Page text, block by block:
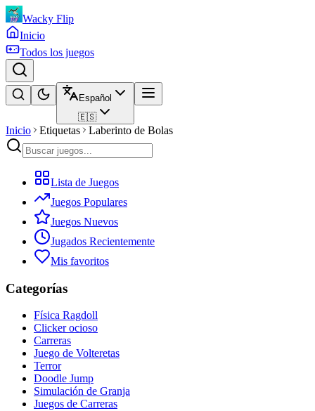
Wacky Flip
Inicio
Todos los juegos
Español
🇪🇸
Inicio Etiquetas Laberinto de Bolas
Lista de Juegos
Juegos Populares
Juegos Nuevos
Jugados Recientemente
Mis favoritos
Categorías
Física Ragdoll
Clicker ocioso
Carreras
Juego de Volteretas
Terror
Doodle Jump
Simulación de Granja
Juegos de Carreras